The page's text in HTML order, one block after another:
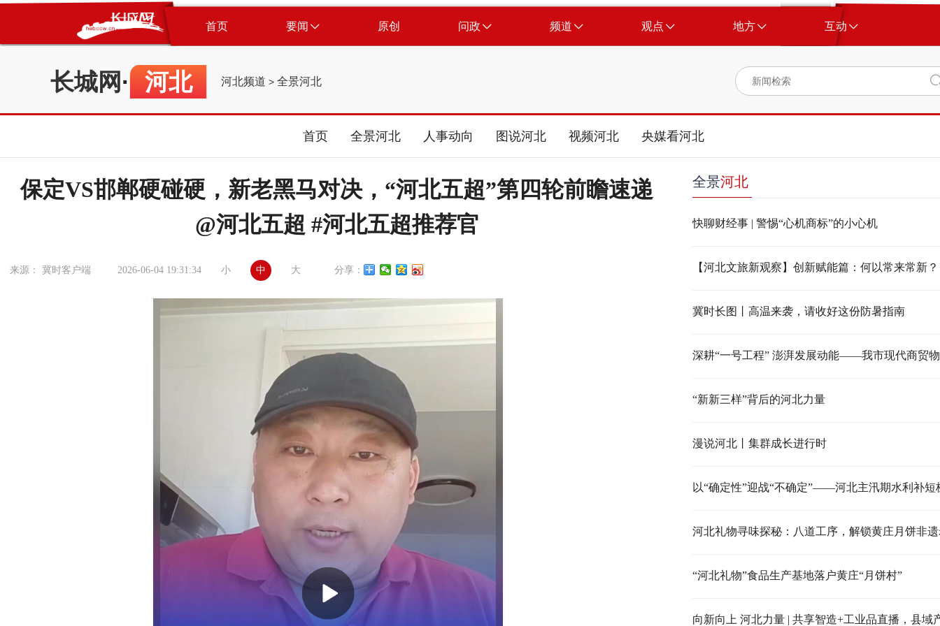
首页 要闻 原创 问政 频道 观点 地方 互动
长城网 · 河北 河北频道 > 全景河北
首页 全景河北 人事动向 图说河北 视频河北 央媒看河北
保定VS邯郸硬碰硬，新老黑马对决，“河北五超”第四轮前瞻速递
@河北五超 #河北五超推荐官
来源： 冀时客户端 2026-06-04 19:31:34 小 中 大 分享：
全景河北
快聊财经事 | 警惕“心机商标”的小心机
【河北文旅新观察】创新赋能篇：何以常来常新？
冀时长图丨高温来袭，请收好这份防暑指南
“新新三样”背后的河北力量
漫说河北丨集群成长进行时
以“确定性”迎战“不确定”——河北主汛期水利补短
河北礼物寻味探秘：八道工序，解锁黄庄月饼非
“河北礼物”食品生产基地落户黄庄“月饼村”